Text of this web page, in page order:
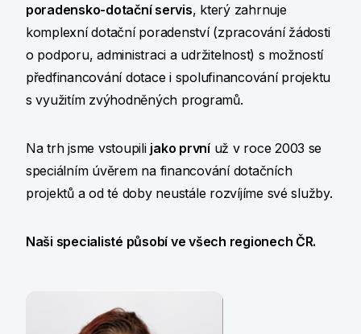
poradensko-dotační servis, který zahrnuje
komplexní dotační poradenství (zpracování žádosti
o podporu, administraci a udržitelnost) s možností
předfinancování dotace i spolufinancování projektu
s využitím zvýhodněných programů.
Na trh jsme vstoupili jako prvníuž v roce 2003 se
speciálním úvěrem na financování dotačních
projektů a odté doby neustále rozvíjíme své služby.
Naši specialisté působí ve všech regionech ČR.